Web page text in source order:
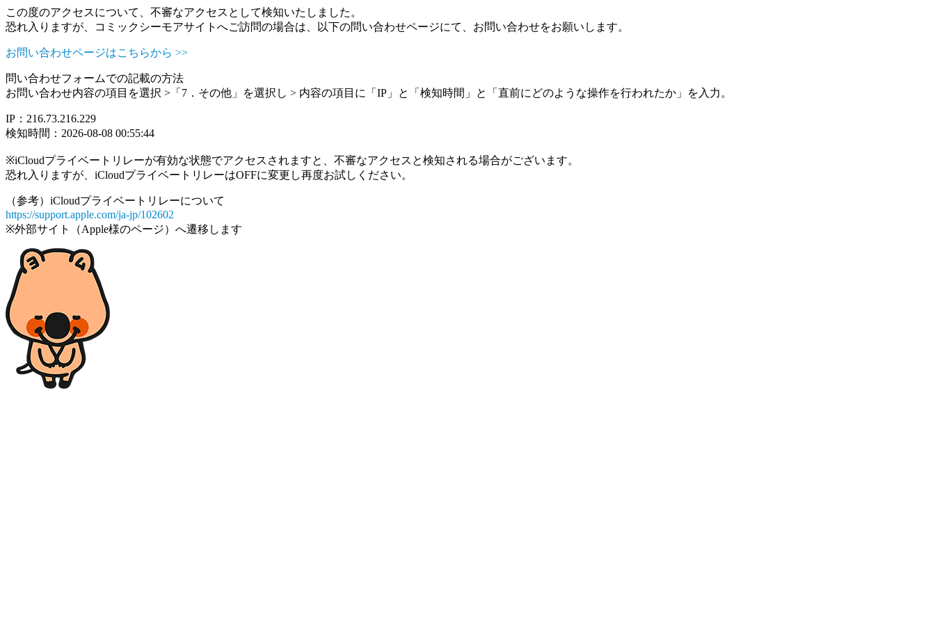
この度のアクセスについて、不審なアクセスとして検知いたしました。
恐れ入りますが、コミックシーモアサイトへご訪問の場合は、以下の問い合わせページにて、お問い合わせをお願いします。
お問い合わせページはこちらから >>
問い合わせフォームでの記載の方法
お問い合わせ内容の項目を選択 >「7．その他」を選択し > 内容の項目に「IP」と「検知時間」と「直前にどのような操作を行われたか」を入力。
IP：216.73.216.229
検知時間：2026-08-08 00:55:44
※iCloudプライベートリレーが有効な状態でアクセスされますと、不審なアクセスと検知される場合がございます。
恐れ入りますが、iCloudプライベートリレーはOFFに変更し再度お試しください。
（参考）iCloudプライベートリレーについて
https://support.apple.com/ja-jp/102602
※外部サイト（Apple様のページ）へ遷移します